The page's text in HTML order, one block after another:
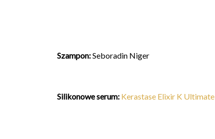
Szampon:Seboradin Niger
Silikonowe serum: Kerastase Elixir K Ultimate